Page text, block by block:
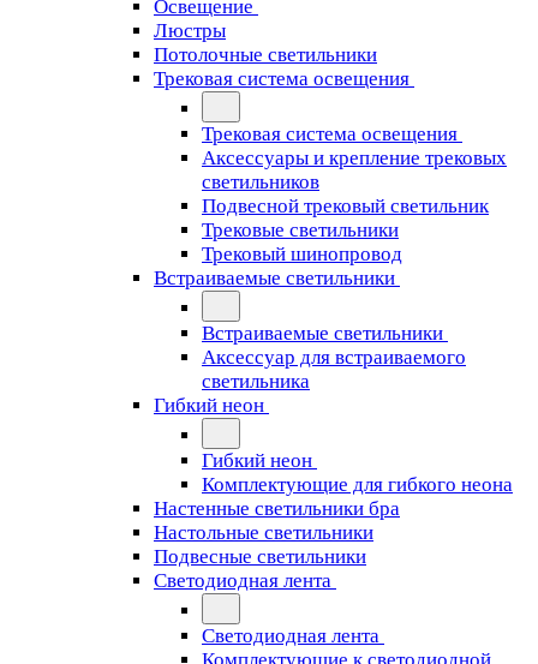
Освещение
Люстры
Потолочные светильники
Трековая система освещения
Трековая система освещения
Аксессуары и крепление трековых
светильников
Подвесной трековый светильник
Трековые светильники
Трековый шинопровод
Встраиваемые светильники
Встраиваемые светильники
Аксессуар для встраиваемого
светильника
Гибкий неон
Гибкий неон
Комплектующие для гибкого неона
Настенные светильники бра
Настольные светильники
Подвесные светильники
Светодиодная лента
Светодиодная лента